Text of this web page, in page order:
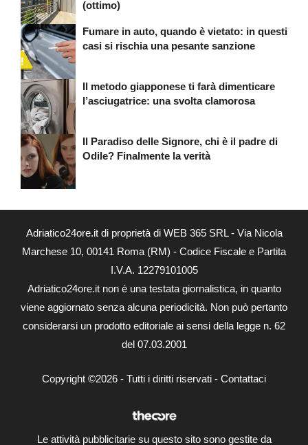
(ottimo)
Fumare in auto, quando è vietato: in questi
casi si rischia una pesante sanzione
Il metodo giapponese ti farà dimenticare
l’asciugatrice: una svolta clamorosa
Il Paradiso delle Signore, chi è il padre di
Odile? Finalmente la verità
Adriatico24ore.it di proprietà di WEB 365 SRL - Via Nicola
Marchese 10, 00141 Roma (RM) - Codice Fiscale e Partita
I.V.A. 12279101005
Adriatico24ore.it non è una testata giornalistica, in quanto
viene aggiornato senza alcuna periodicità. Non può pertanto
considerarsi un prodotto editoriale ai sensi della legge n. 62
del 07.03.2001
Copyright ©2026 - Tutti i diritti riservati - Contattaci
Le attività pubblicitarie su questo sito sono gestite da